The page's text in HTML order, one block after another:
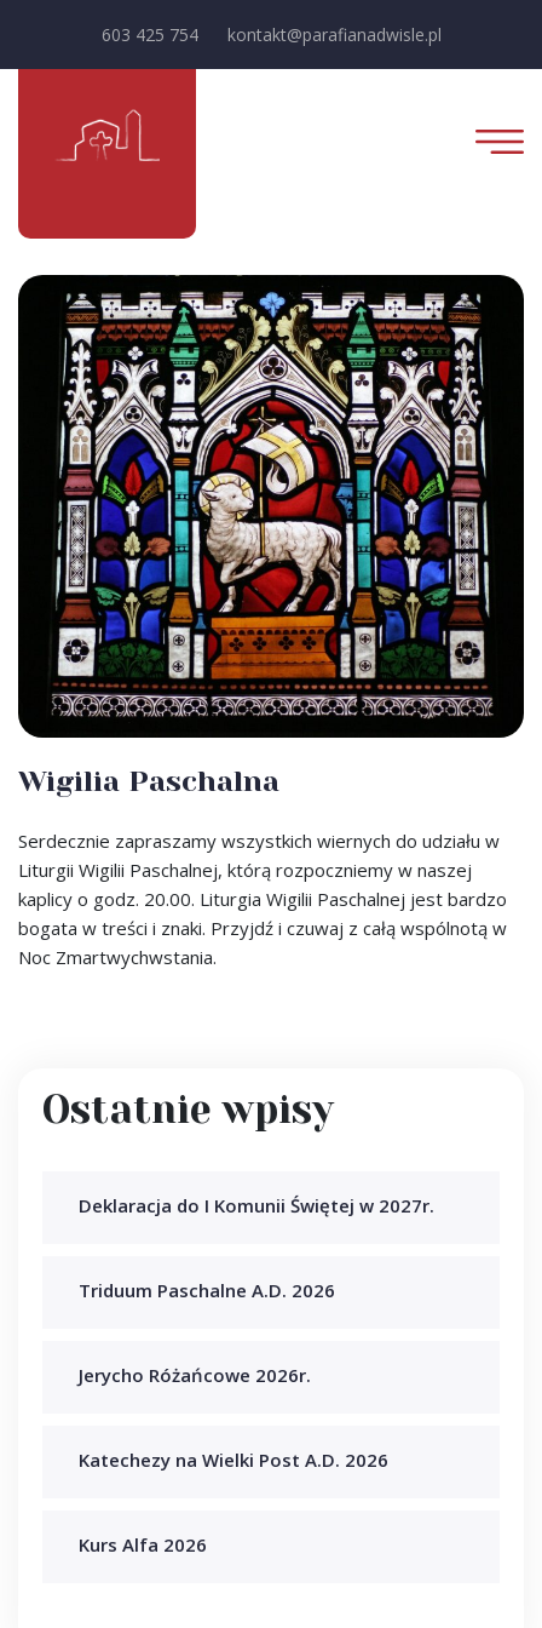
603 425 754 kontakt@parafianadwisle.pl
Wigilia Paschalna
Serdecznie zapraszamy wszystkich wiernych do udziału w
Liturgii Wigilii Paschalnej, którą rozpoczniemy w naszej
kaplicy o godz. 20.00. Liturgia Wigilii Paschalnej jest bardzo
bogata w treści i znaki. Przyjdź i czuwaj z całą wspólnotą w
Noc Zmartwychwstania.
Ostatnie wpisy
Deklaracja do I Komunii Świętej w 2027r.
Triduum Paschalne A.D. 2026
Jerycho Różańcowe 2026r.
Katechezy na Wielki Post A.D. 2026
Kurs Alfa 2026